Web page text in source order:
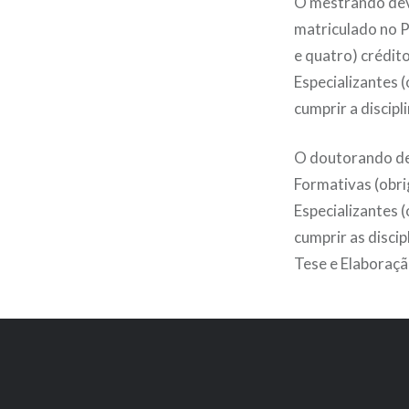
matriculado no
e quatro)
Especializantes
cumprir a
O doutorando
Formativas
Especializantes
cumprir as
Tese e